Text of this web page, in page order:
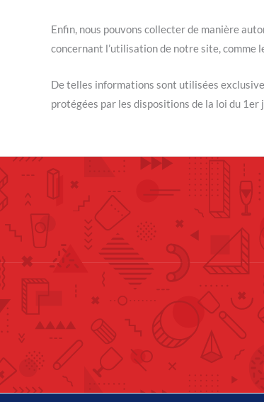
Enfin, nous pouvons collecter de manière
concernant l’utilisation de notre site, comme
De telles informations sont utilisées
protégées par les dispositions de la loi du